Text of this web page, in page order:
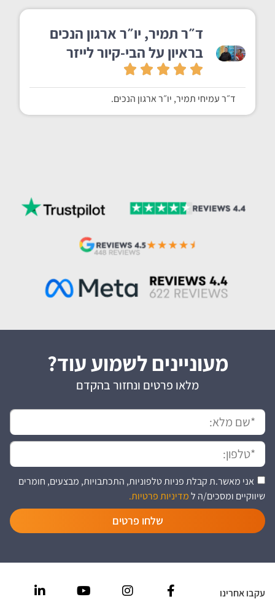
ד״ר תמיר, יו״ר ארגון הנכים
בראיון על הבי-קיור לייזר
ד״ר עמיחי תמיר, יו״ר ארגון הנכים.
מעוניינים לשמוע עוד?
מלאו פרטים ונחזור בהקדם
אני מאשר.ת קבלת פניות טלפוניות, התכתבויות, מבצעים, חומרים
שיווקיים ומסכים/ה למדיניות פרטיות.
שלחו פרטים
עקבו אחרינו